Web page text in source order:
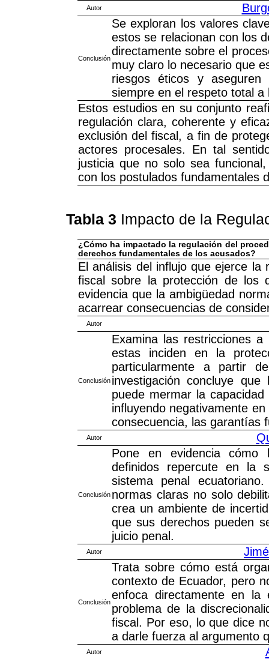
Autor
Conclusión
Se exploran los valores
estos se relacionan con los
directamente sobre el
muy claro lo necesario que
riesgos éticos y
siempre en el respeto total
Estos estudios en su conjunto
regulación clara, coherente y
exclusión del fiscal, a fin de
actores procesales. En tal
justicia que no solo sea
con los postulados fundamentales
Tabla 3 Impacto de la
¿Cómo ha impactado la regulación del
derechos fundamentales de los acusados?
El análisis del influjo que ejerce la
fiscal sobre la protección de los
evidencia que la ambigüedad
acarrear consecuencias de
Autor
Conclusión
Examina las restricciones
estas inciden en la
particularmente a partir
investigación concluye
puede mermar la
influyendo negativamente
consecuencia, las garantías
Autor
Conclusión
Pone en evidencia cómo
definidos repercute en la
sistema penal
normas claras no solo
crea un ambiente de
que sus derechos pueden
juicio penal.
Autor
Conclusión
Trata sobre cómo está
contexto de Ecuador, pero
enfoca directamente en
problema de la
fiscal. Por eso, lo que dice
a darle fuerza al argumento
Autor